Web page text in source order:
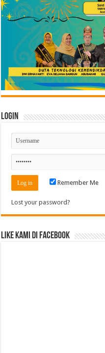
Login
Remember Me
Lost your password?
Like Kami di Facebook